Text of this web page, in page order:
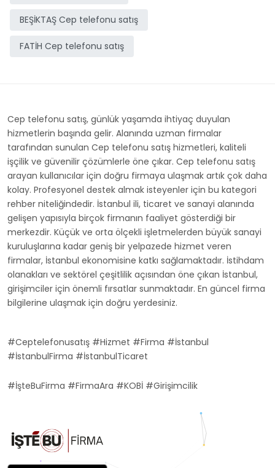
BEŞİKTAŞ Cep telefonu satış
FATİH Cep telefonu satış
Cep telefonu satış, günlük yaşamda ihtiyaç duyulan
hizmetlerin başında gelir. Alanında uzman firmalar
tarafından sunulan Cep telefonu satış hizmetleri, kaliteli
işçilik ve güvenilir çözümlerle öne çıkar. Cep telefonu satış
arayan kullanıcılar için doğru firmaya ulaşmak artık çok daha
kolay. Profesyonel destek almak isteyenler için bu kategori
rehber niteliğindedir. İstanbul ili, ticaret ve sanayi alanında
gelişen yapısıyla birçok firmanın faaliyet gösterdiği bir
merkezdir. Küçük ve orta ölçekli işletmelerden büyük sanayi
kuruluşlarına kadar geniş bir yelpazede hizmet veren
firmalar, İstanbul ekonomisine katkı sağlamaktadır. İstihdam
olanakları ve sektörel çeşitlilik açısından öne çıkan İstanbul,
girişimciler için önemli fırsatlar sunmaktadır. En güncel firma
bilgilerine ulaşmak için doğru yerdesiniz.
#Ceptelefonusatış #Hizmet #Firma #İstanbul
#İstanbulFirma #İstanbulTicaret
#İşteBuFirma #FirmaAra #KOBİ #Girişimcilik